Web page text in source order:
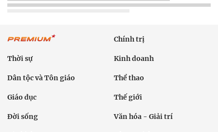
Chính trị
Thời sự Kinh doanh
Dân tộc và Tôn giáo Thể thao
Giáo dục Thế giới
Đời sống Văn hóa - Giải trí